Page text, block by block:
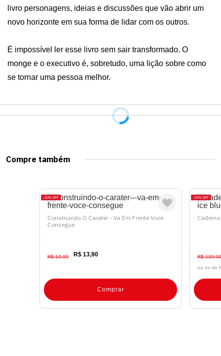
livro personagens, ideias e discussões que vão abrir um
novo horizonte em sua forma de lidar com os outros.
É impossível ler esse livro sem sair transformado. O
monge e o executivo é, sobretudo, uma lição sobre como
se tornar uma pessoa melhor.
Compre também
30% OFF
Construindo O Carater - Va Em Frente Voce
Consegue
R$ 19,90 R$ 13,90
Comprar
42% OFF
R$ 139,00
ou 4x de